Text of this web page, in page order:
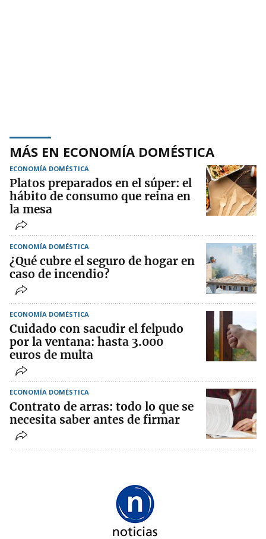
MÁS EN ECONOMÍA DOMÉSTICA
ECONOMÍA DOMÉSTICA
Platos preparados en el súper: el
hábito de consumo que reina en
la mesa
ECONOMÍA DOMÉSTICA
¿Qué cubre el seguro de hogar en
caso de incendio?
ECONOMÍA DOMÉSTICA
Cuidado con sacudir el felpudo
por la ventana: hasta 3.000
euros de multa
ECONOMÍA DOMÉSTICA
Contrato de arras: todo lo que se
necesita saber antes de firmar